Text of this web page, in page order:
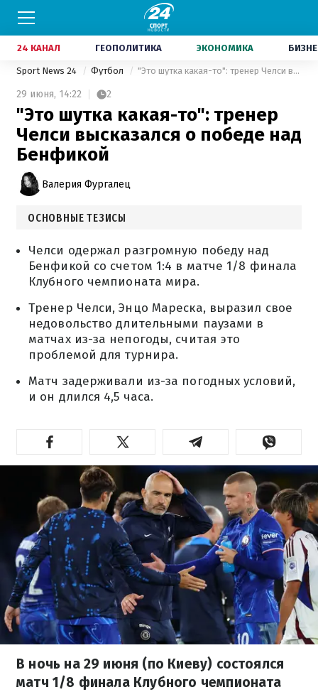
24 КАНАЛ ГЕОПОЛИТИКА ЭКОНОМИКА
Sport News 24 Футбол "Это шутка какая-то": тренер Челси высказался о победе над Бенфикой
29 июня, 14:22 2
"Это шутка какая-то": тренер
Челси высказался о победе над
Бенфикой
Валерия Фургалец
ОСНОВНЫЕ ТЕЗИСЫ
Челси одержал разгромную победу над
Бенфикой со счетом 1:4 в матче 1/8 финала
Клубного чемпионата мира.
Тренер Челси, Энцо Мареска, выразил свое
недовольство длительными паузами в
матчах из-за непогоды, считая это
проблемой для турнира.
Матч задерживали из-за погодных условий,
и он длился 4,5 часа.
В ночь на 29 июня (по Киеву) состоялся
матч 1/8 финала Клубного чемпионата